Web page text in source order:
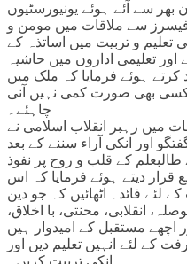
بھر سے آئے ہوئے یونیورسٹیوں
سے ملاقات میں مومن و
و تربیت میں اساتذہ کے
اور تعلیمی اداروں میں حاشیہ
ہوئے فرمایا کہ ملک میں
بھی صورت کمی نہیں آنی
چاہئے۔
میں رہبر انقلاب اسلامی نے
اور انکی آراء سننے کے بعد
کے قلب و روح پر نفوذ
قرار دیتے ہوئے فرمایا کہ اس
لئے فائدہ اٹھائیں کہ جو دین
انقلابی، محنتی، با اخلاق،
اچھے مستقبل کے امیدوار ہیں
کے لئے انہیں تعلیم دیں اور
انکی تربیت کریں۔